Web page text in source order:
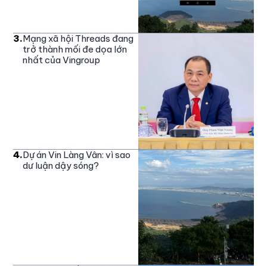
3.Mạng xã hội Threads đang
trở thành mối đe dọa lớn
nhất của Vingroup
4.Dự án Vin Làng Vân: vì sao
dư luận dậy sóng?